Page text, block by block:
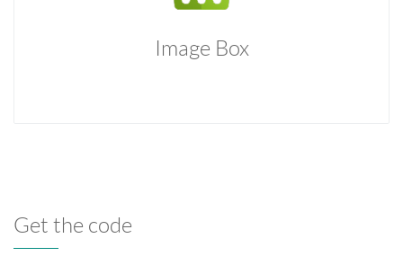
Image Box
Get the code